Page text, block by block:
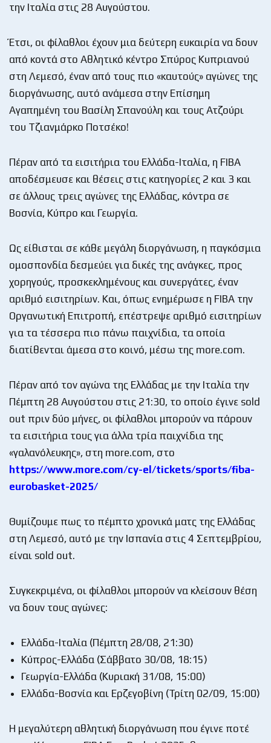
την Ιταλία στις 28 Αυγούστου.
Έτσι, οι φίλαθλοι έχουν μια δεύτερη ευκαιρία να δουν
από κοντά στο Αθλητικό κέντρο Σπύρος Κυπριανού
στη Λεμεσό, έναν από τους πιο «καυτούς» αγώνες της
διοργάνωσης, αυτό ανάμεσα στην Επίσημη
Αγαπημένη του Βασίλη Σπανούλη και τους Ατζούρι
του Τζιανμάρκο Ποτσέκο!
Πέραν από τα εισιτήρια του Ελλάδα-Ιταλία, η FIBA
αποδέσμευσε και θέσεις στις κατηγορίες 2 και 3 και
σε άλλους τρεις αγώνες της Ελλάδας, κόντρα σε
Βοσνία, Κύπρο και Γεωργία.
Ως είθισται σε κάθε μεγάλη διοργάνωση, η παγκόσμια
ομοσπονδία δεσμεύει για δικές της ανάγκες, προς
χορηγούς, προσκεκλημένους και συνεργάτες, έναν
αριθμό εισιτηρίων. Και, όπως ενημέρωσε η FIBA την
Οργανωτική Επιτροπή, επέστρεψε αριθμό εισιτηρίων
για τα τέσσερα πιο πάνω παιχνίδια, τα οποία
διατίθενται άμεσα στο κοινό, μέσω της more.com.
Πέραν από τον αγώνα της Ελλάδας με την Ιταλία την
Πέμπτη 28 Αυγούστου στις 21:30, το οποίο έγινε sold
out πριν δύο μήνες, οι φίλαθλοι μπορούν να πάρουν
τα εισιτήρια τους για άλλα τρία παιχνίδια της
«γαλανόλευκης», στη more.com, στο
https://www.more.com/cy-el/tickets/sports/fiba-
eurobasket-2025/
Θυμίζουμε πως το πέμπτο χρονικά ματς της Ελλάδας
στη Λεμεσό, αυτό με την Ισπανία στις 4 Σεπτεμβρίου,
είναι sold out.
Συγκεκριμένα, οι φίλαθλοι μπορούν να κλείσουν θέση
να δουν τους αγώνες:
Ελλάδα-Ιταλία (Πέμπτη 28/08, 21:30)
Κύπρος-Ελλάδα (Σάββατο 30/08, 18:15)
Γεωργία-Ελλάδα (Κυριακή 31/08, 15:00)
Ελλάδα-Βοσνία και Ερζεγοβίνη (Τρίτη 02/09, 15:00)
Η μεγαλύτερη αθλητική διοργάνωση που έγινε ποτέ